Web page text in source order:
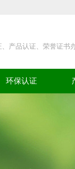
产品认证、荣誉证书
环保认证